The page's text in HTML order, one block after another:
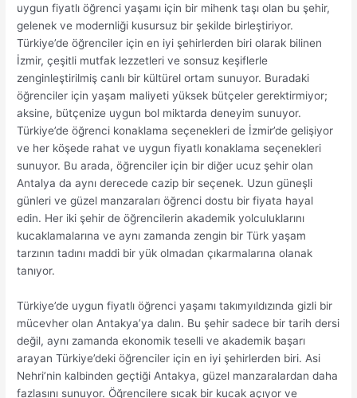
uygun fiyatlı öğrenci yaşamı için bir mihenk taşı olan bu şehir,
gelenek ve modernliği kusursuz bir şekilde birleştiriyor.
Türkiye’de öğrenciler için en iyi şehirlerden biri olarak bilinen
İzmir, çeşitli mutfak lezzetleri ve sonsuz keşiflerle
zenginleştirilmiş canlı bir kültürel ortam sunuyor. Buradaki
öğrenciler için yaşam maliyeti yüksek bütçeler gerektirmiyor;
aksine, bütçenize uygun bol miktarda deneyim sunuyor.
Türkiye’de öğrenci konaklama seçenekleri de İzmir’de gelişiyor
ve her köşede rahat ve uygun fiyatlı konaklama seçenekleri
sunuyor. Bu arada, öğrenciler için bir diğer ucuz şehir olan
Antalya da aynı derecede cazip bir seçenek. Uzun güneşli
günleri ve güzel manzaraları öğrenci dostu bir fiyata hayal
edin. Her iki şehir de öğrencilerin akademik yolculuklarını
kucaklamalarına ve aynı zamanda zengin bir Türk yaşam
tarzının tadını maddi bir yük olmadan çıkarmalarına olanak
tanıyor.
Türkiye’de uygun fiyatlı öğrenci yaşamı takımyıldızında gizli bir
mücevher olan Antakya’ya dalın. Bu şehir sadece bir tarih dersi
değil, aynı zamanda ekonomik teselli ve akademik başarı
arayan Türkiye’deki öğrenciler için en iyi şehirlerden biri. Asi
Nehri’nin kalbinden geçtiği Antakya, güzel manzaralardan daha
fazlasını sunuyor. Öğrencilere sıcak bir kucak açıyor ve